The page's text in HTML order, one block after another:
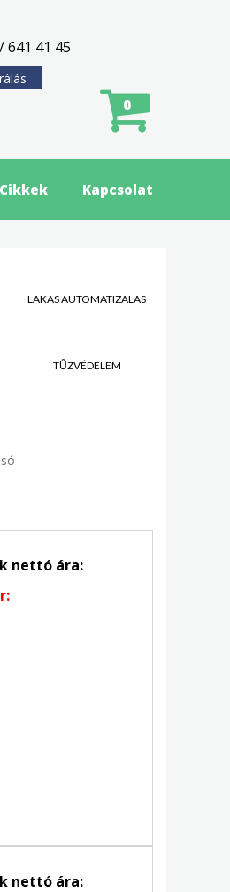
641 41 45
0
Cikkek Kapcsolat
LAKÁS AUTOMATIZÁLÁS
TŰZVÉDELEM
nettó ára:
nettó ára: